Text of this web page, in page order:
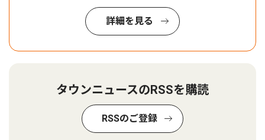
詳細を見る
タウンニュースのRSSを購読
RSSのご登録